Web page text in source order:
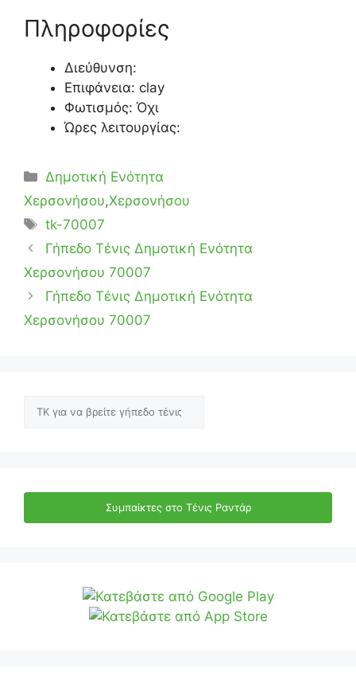
Πληροφορίες
Διεύθυνση:
Επιφάνεια: clay
Φωτισμός: Όχι
Ώρες λειτουργίας:
Κατηγορίες
Δημοτική Ενότητα
Χερσονήσου,Χερσονήσου
Ετικέτες
tk-70007
Γήπεδο Τένις Δημοτική Ενότητα
Χερσονήσου 70007
Γήπεδο Τένις Δημοτική Ενότητα
Χερσονήσου 70007
Αναζήτηση
Συμπαίκτες στο Τένις Ραντάρ